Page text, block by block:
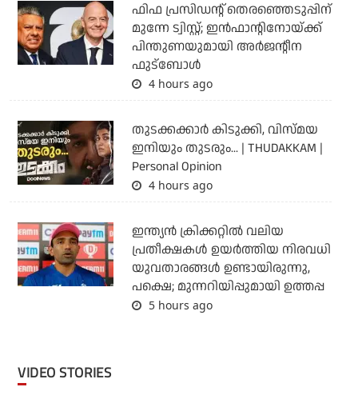
ഫിഫ പ്രസിഡന്റ് തെരഞ്ഞെടുപ്പിന്
മുന്നേ ട്വിസ്റ്റ്; ഇന്‍ഫാന്റിനോയ്ക്ക്
പിന്തുണയുമായി അര്‍ജന്റീന
ഫുട്‌ബോള്‍
4 hours ago
തുടക്കക്കാര്‍ കിടുക്കി, വിസ്മയ
ഇനിയും തുടരും... | THUDAKKAM |
Personal Opinion
4 hours ago
ഇന്ത്യന്‍ ക്രിക്കറ്റില്‍ വലിയ
പ്രതീക്ഷകള്‍ ഉയര്‍ത്തിയ നിരവധി
യുവതാരങ്ങള്‍ ഉണ്ടായിരുന്നു,
പക്ഷെ; മുന്നറിയിപ്പുമായി ഉത്തപ്പ
5 hours ago
VIDEO STORIES